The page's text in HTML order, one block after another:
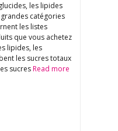
les lipides
catégories
les listes
que vous achetez
lipides, les
les sucres totaux
sucresRead more